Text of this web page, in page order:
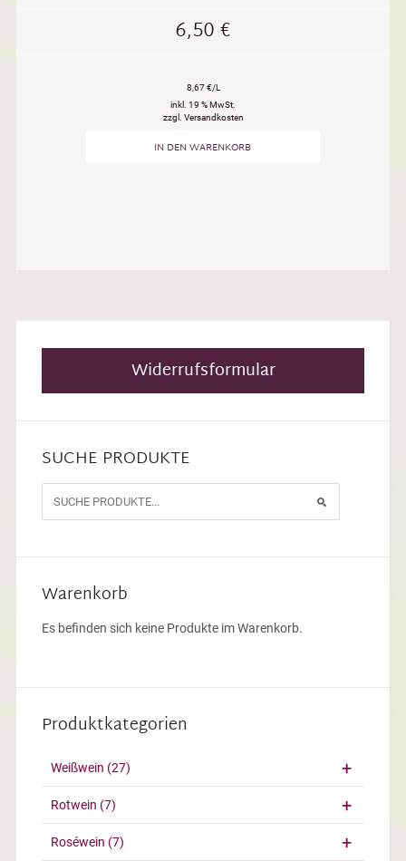
6,50€
8,67 €/L
inkl. 19 % MwSt.
zzgl. Versandkosten
IN DEN WARENKORB
Widerrufsformular
SUCHE PRODUKTE
Warenkorb
Es befinden sich keine Produkte im Warenkorb.
Produktkategorien
Weißwein (27)
Rotwein (7)
Roséwein (7)